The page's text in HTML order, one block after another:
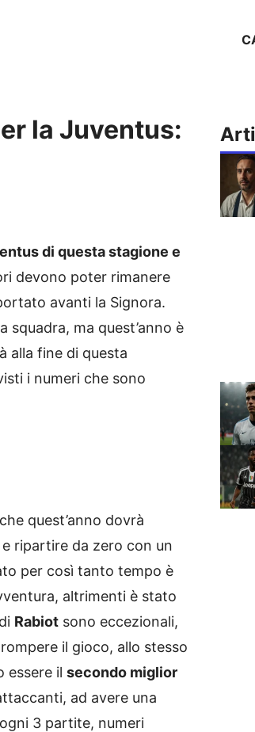
la Juventus:
di questa stagione e
devono poter rimanere
avanti la Signora.
ma quest’anno è
alla fine di questa
i numeri che sono
quest’anno dovrà
ripartire da zero con un
per così tanto tempo è
altrimenti è stato
Rabiot sono eccezionali,
il gioco, allo stesso
essere il secondo miglior
ad avere una
3 partite, numeri